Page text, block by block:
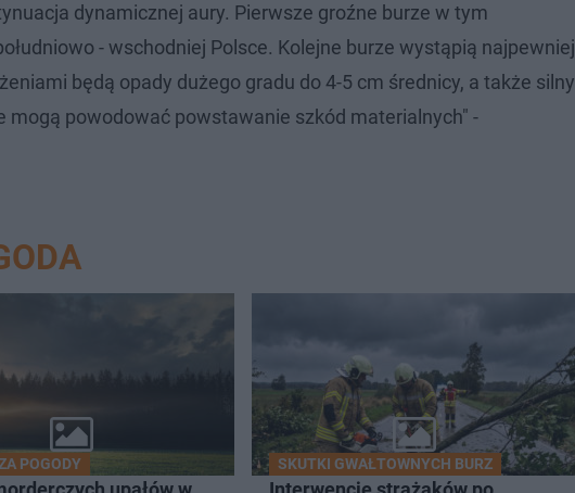
dynamicznej aury. Pierwsze groźne burze w tym
- wschodniej Polsce. Kolejne burze wystąpią najpewniej
będą opady dużego gradu do 4-5 cm średnicy, a także silny
powodować powstawanie szkód materialnych" -
POGODY SKUTKI GWAŁTOWNYCH BURZ